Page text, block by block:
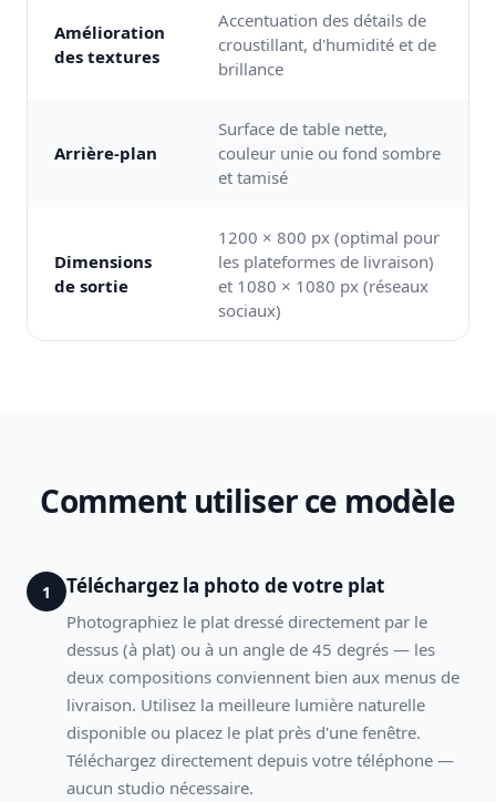
Amélioration
des textures
Accentuation des détails de
croustillant, d'humidité et de
brillance
Arrière-plan
Surface de table nette,
couleur unie ou fond sombre
et tamisé
Dimensions
de sortie
1200 × 800 px (optimal pour
les plateformes de livraison)
et 1080 × 1080 px (réseaux
sociaux)
Comment utiliser ce modèle
1 Téléchargez la photo de votre plat
Photographiez le plat dressé directement par le
dessus (à plat) ou à un angle de 45 degrés — les
deux compositions conviennent bien aux menus de
livraison. Utilisez la meilleure lumière naturelle
disponible ou placez le plat près d'une fenêtre.
Téléchargez directement depuis votre téléphone —
aucun studio nécessaire.